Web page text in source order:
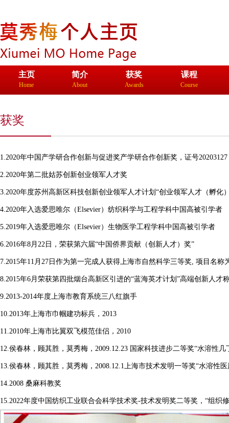
主页
Home
简介
About
获奖
Awards
课程
Course
获奖
1.2020年中国产学研合作创新与促进奖产学研合作创新奖，证号
2.2020年第二批姑苏创新创业领军人才奖
3.2020年度苏州高新区科技创新创业领军人才计划“创业领军人才（孵化
4.2020年入选爱思唯尔（Elsevier）纺织科学与工程学科中国高被引学者
5.2019年入选爱思唯尔（Elsevier）生物医学工程学科中国高被引学者
6.2016年8月22日，荣获第六届“中国侨界贡献（创新人才）奖”
7.2015年11月27日作为第一完成人获得上海市自然科学三等奖, 项目名称
8.2015年6月荣获第四批烟台高新区引进的“蓝海英才计划”高端创新人才
9.2013-2014年度上海市教育系统三八红旗手
10.2013年上海市巾帼建功标兵，2013
11.2010年上海市比翼双飞模范佳侣，2010
12.侯春林，顾其胜，莫秀梅，2009.12.23 国家科技进步二等奖“水溶性
13.侯春林，顾其胜，莫秀梅，2008.12.1上海市技术发明一等奖“水溶性
14.2008 桑麻科教奖
15.2022年度中国纺织工业联合会科学技术奖-技术发明奖二等奖，“组织